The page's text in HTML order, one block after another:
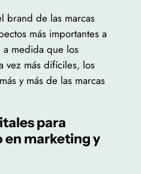
brand de las marcas
más importantes a
medida que los
vez más difíciles, los
y más de las marcas
para
en marketing y